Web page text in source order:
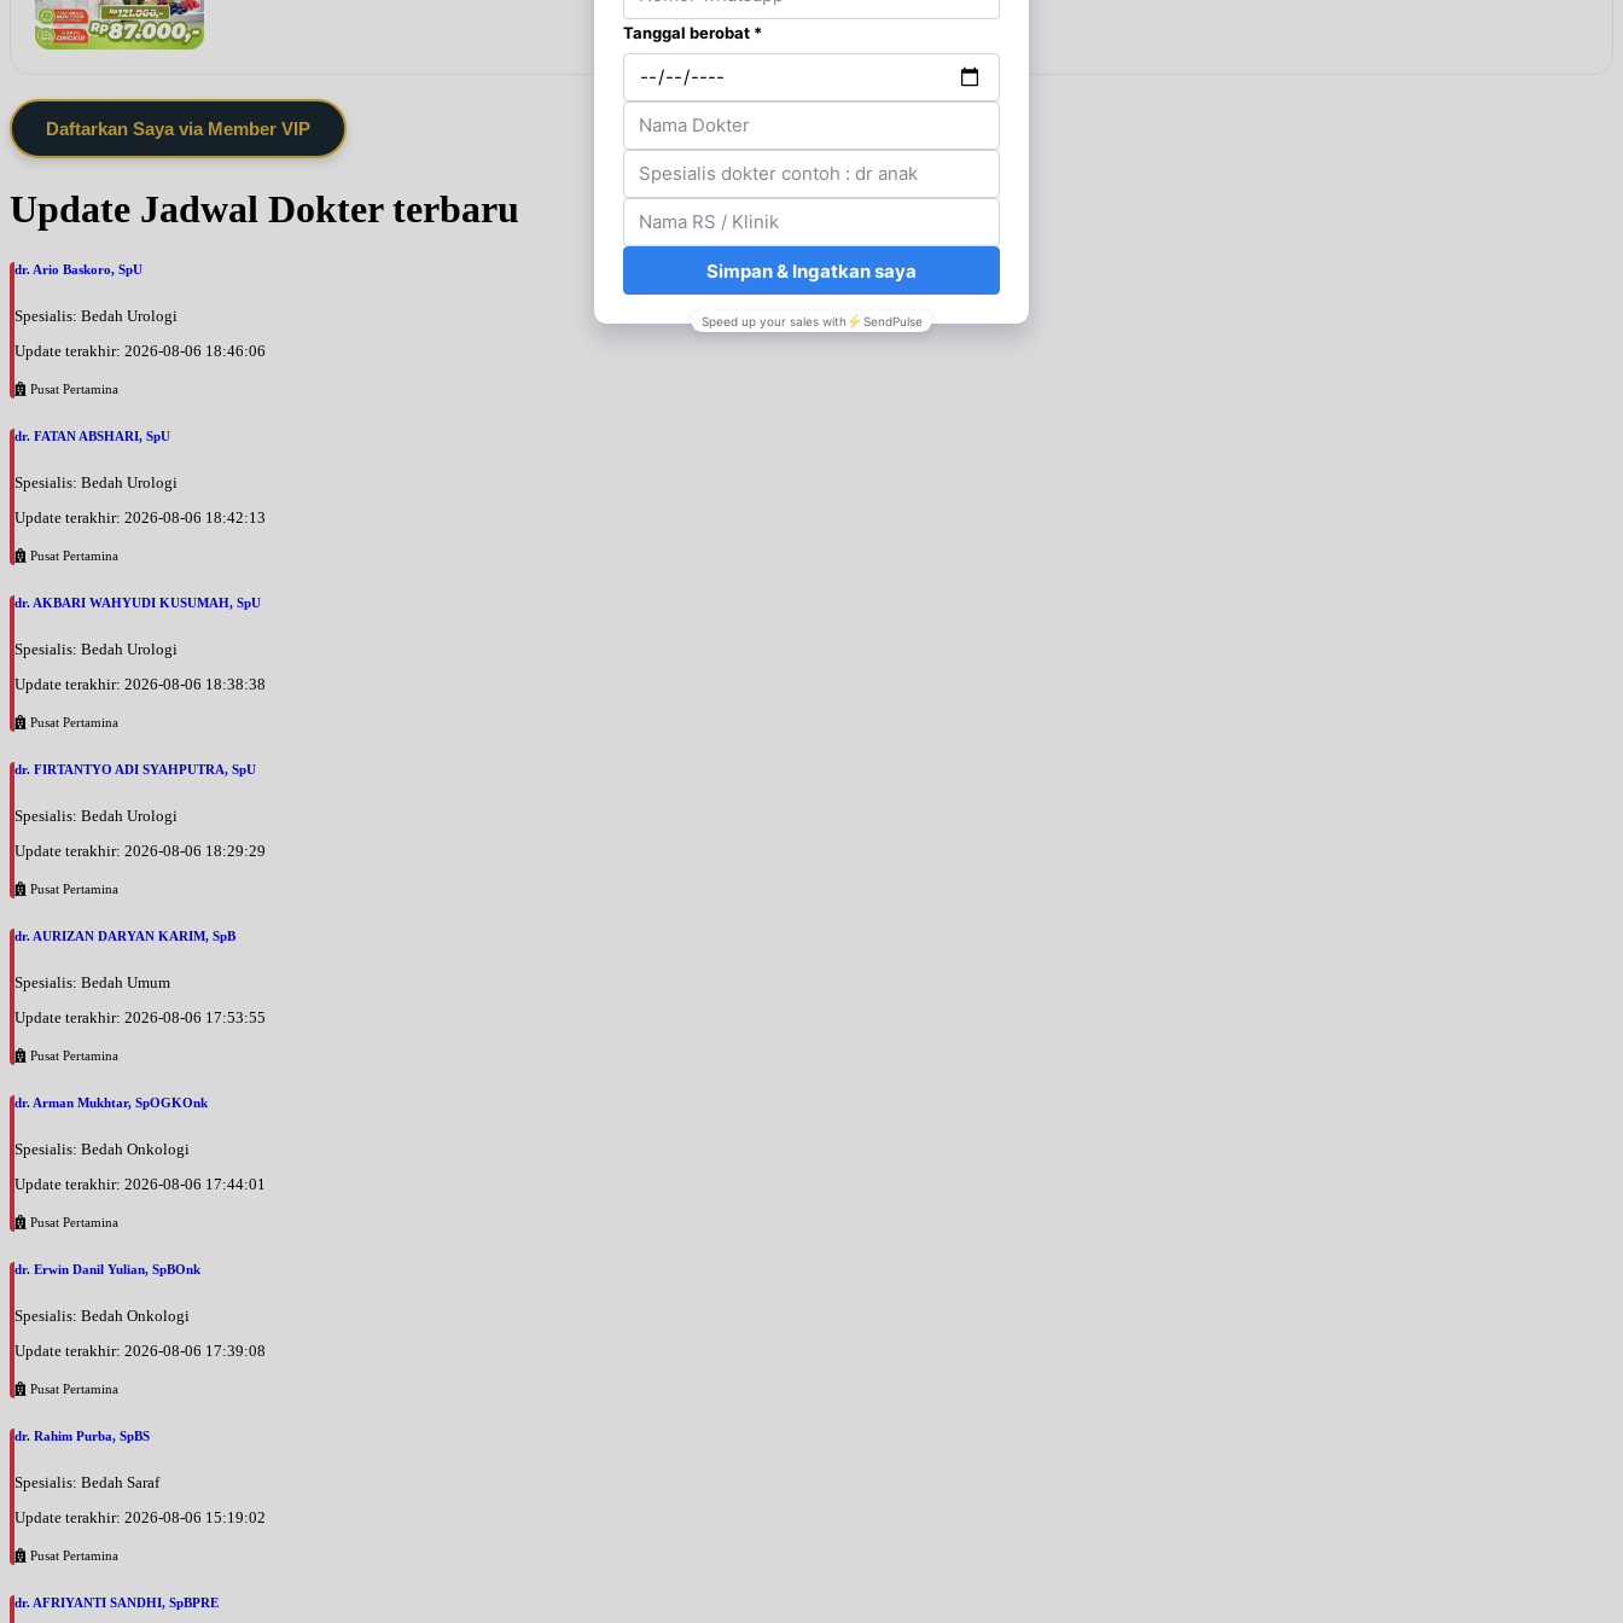
Daftarkan Saya via Member VIP
Update Jadwal Dokter terbaru
dr. Ario Baskoro, SpU
Spesialis: Bedah Urologi
Update terakhir: 2026-08-06 18:46:06
Pusat Pertamina
dr. FATAN ABSHARI, SpU
Spesialis: Bedah Urologi
Update terakhir: 2026-08-06 18:42:13
Pusat Pertamina
dr. AKBARI WAHYUDI KUSUMAH, SpU
Spesialis: Bedah Urologi
Update terakhir: 2026-08-06 18:38:38
Pusat Pertamina
dr. FIRTANTYO ADI SYAHPUTRA, SpU
Spesialis: Bedah Urologi
Update terakhir: 2026-08-06 18:29:29
Pusat Pertamina
dr. AURIZAN DARYAN KARIM, SpB
Spesialis: Bedah Umum
Update terakhir: 2026-08-06 17:53:55
Pusat Pertamina
dr. Arman Mukhtar, SpOGKOnk
Spesialis: Bedah Onkologi
Update terakhir: 2026-08-06 17:44:01
Pusat Pertamina
dr. Erwin Danil Yulian, SpBOnk
Spesialis: Bedah Onkologi
Update terakhir: 2026-08-06 17:39:08
Pusat Pertamina
dr. Rahim Purba, SpBS
Spesialis: Bedah Saraf
Update terakhir: 2026-08-06 15:19:02
Pusat Pertamina
dr. AFRIYANTI SANDHI, SpBPRE